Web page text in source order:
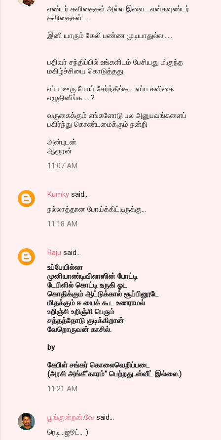
எண்டர் கவிதைகள் அல்ல இவை....என்கவுண்டர்
கவிதைகள்....
இனி யாரும் கேலி பண்ண முடியாதுல்ல......
பதிவர் சந்திப்பில் உங்களிடம் பேசியது மிகுந்த
மகிழ்ச்சியை கொடுத்தது.
எப்ப ஊரு போய் சேர்ந்தீங்க.....எப்ப கவிதை
எழுதினீங்க......?
வருகைக்கும் எங்களோடு பல அனுபவங்களைப்
பகிர்ந்து கொண்டமைக்கும் நன்றி
அன்புடன்
ஆரூரன்
11:07 AM
Kumky said…
நல்லாத்தான போய்க்கிட்டிருக்கு...
11:18 AM
Raju said…
உப்பேயில்லா
முனியாண்டிவிலாஸின் போட்டி
டேபிளில் கொட்டி உருகி ஓட
கொதிக்கும் ஆட்டுக்கால் சூப்பினூடே
மிதக்கும் ஈ யைக் கூட உணராமல்
உறிஞ்சி உறிஞ்சி பெரும்
சத்தத்தோடு குடிக்கிறான்
வேறொருவன் காசில்.
by
கேபிள் சங்கர் கொலைவெறிப்படை
(அரசி அங்கீ”காரம்” பெற்றது..ஸ்வீட் இல்லை.)
11:21 AM
பூங்குன்றன்.வே said…
ரெடி...ஜூட்.. :)